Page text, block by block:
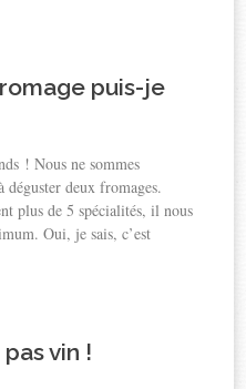
puis-je
! Nous ne sommes
déguster deux fromages.
plus de 5 spécialités, il nous
Oui, je sais, c’est
vin !